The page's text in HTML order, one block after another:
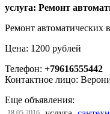
услуга: Ремонт
Ремонт автоматических
Цена: 1200 рублей
Телефон: +79616555442
Контактное лицо:
Еще объявления: